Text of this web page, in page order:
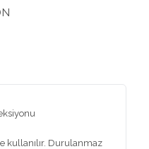
kullanılır. Durulanmaz